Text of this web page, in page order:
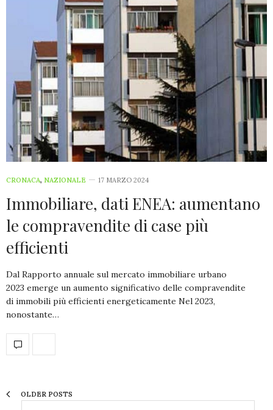
CRONACA, NAZIONALE 17 MARZO 2024
Immobiliare, dati ENEA: aumentano
le compravendite di case più
efficienti
Dal Rapporto annuale sul mercato immobiliare urbano
2023 emerge un aumento significativo delle compravendite
di immobili più efficienti energeticamente Nel 2023,
nonostante…
OLDER POSTS